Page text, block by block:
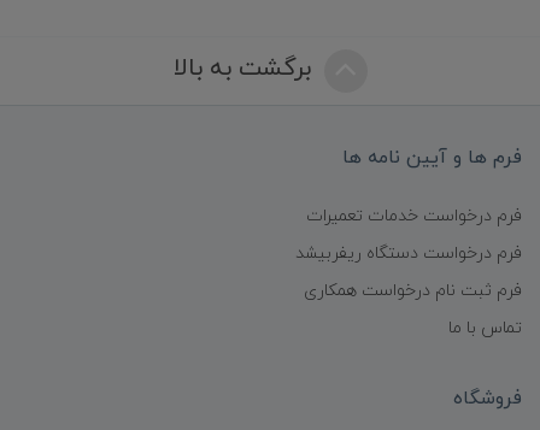
برگشت به بالا
فرم ها و آیین نامه ها
فرم درخواست خدمات تعمیرات
فرم درخواست دستگاه ریفربیشد
فرم ثبت نام درخواست همکاری
تماس با ما
فروشگاه